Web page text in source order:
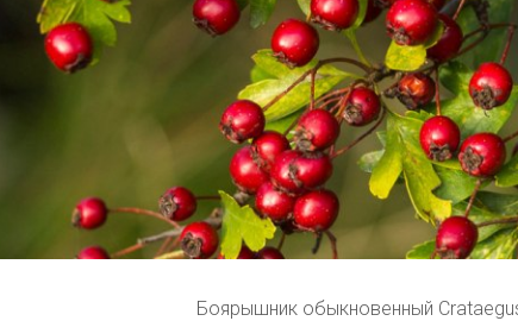
Боярышник обыкновенный